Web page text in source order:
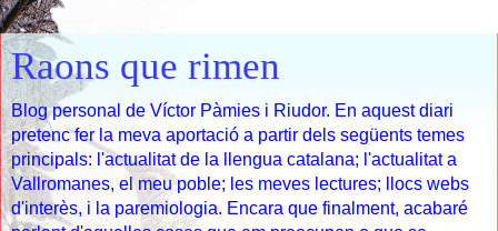
Raons que rimen
Blog personal de Víctor Pàmies i Riudor. En aquest diari
pretenc fer la meva aportació a partir dels següents temes
principals: l'actualitat de la llengua catalana; l'actualitat a
Vallromanes, el meu poble; les meves lectures; llocs webs
d'interès, i la paremiologia. Encara que finalment, acabaré